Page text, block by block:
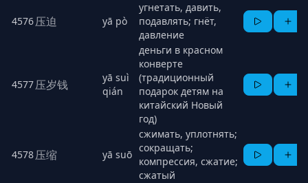
4576压迫 yā pò
угнетать, давить,
подавлять; гнёт,
давление
4577压岁钱
yā suì
qián
деньги в красном
конверте
(традиционный
подарок детям на
китайский Новый
год)
4578压缩 yā suō
сжимать, уплотнять;
сокращать;
компрессия, сжатие;
сжатый